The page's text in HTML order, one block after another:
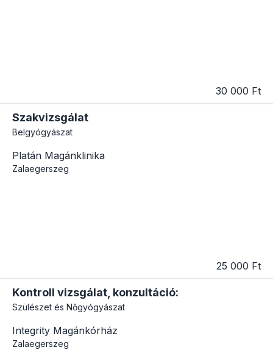
30 000 Ft
Szakvizsgálat
Belgyógyászat
Platán Magánklinika
Zalaegerszeg
25 000 Ft
Kontroll vizsgálat, konzultáció:
Szülészet és Nőgyógyászat
Integrity Magánkórház
Zalaegerszeg